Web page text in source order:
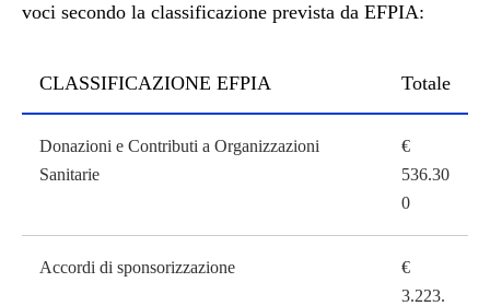
voci secondo la classificazione prevista da EFPIA:
CLASSIFICAZIONE EFPIA Totale
Donazioni e Contributi a Organizzazioni
Sanitarie
€
536.30
0
Accordi di sponsorizzazione
€
3.223.